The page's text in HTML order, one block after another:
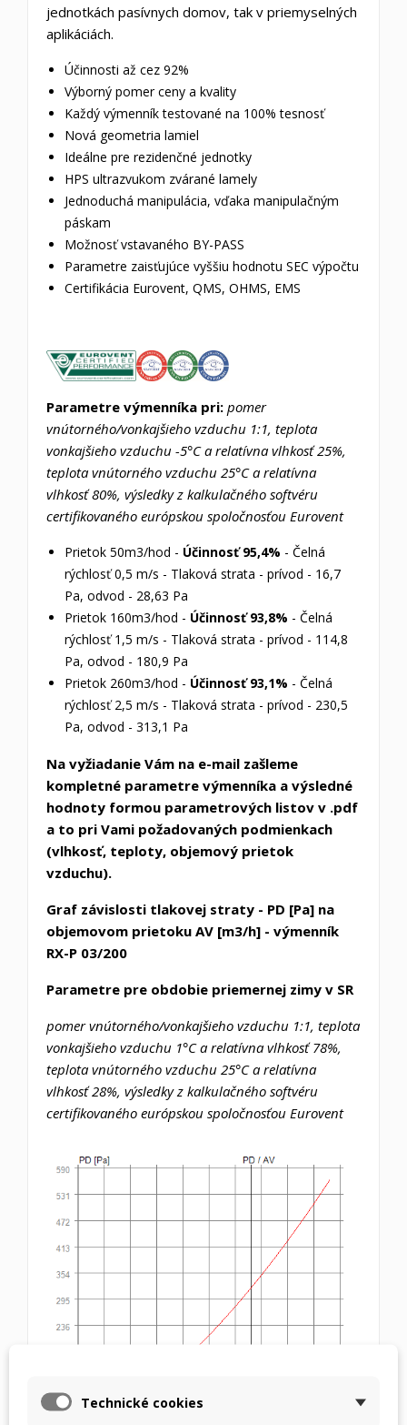
jednotkách pasívnych domov, tak v priemyselných
aplikáciách.
Účinnosti až cez 92%
Výborný pomer ceny a kvality
Každý výmenník testované na 100% tesnosť
Nová geometria lamiel
Ideálne pre rezidenčné jednotky
HPS ultrazvukom zvárané lamely
Jednoduchá manipulácia, vďaka manipulačným
páskam
Možnosť vstavaného BY-PASS
Parametre zaisťujúce vyššiu hodnotu SEC výpočtu
Certifikácia Eurovent, QMS, OHMS, EMS
Parametre výmenníka pri: pomer
vnútorného/vonkajšieho vzduchu 1:1, teplota
vonkajšieho vzduchu -5°C a relatívna vlhkosť 25%,
teplota vnútorného vzduchu 25°C a relatívna
vlhkosť 80%, výsledky z kalkulačného softvéru
certifikovaného európskou spoločnosťou Eurovent
Prietok 50m3/hod - Účinnosť 95,4% - Čelná
rýchlosť 0,5 m/s - Tlaková strata - prívod - 16,7
Pa, odvod - 28,63 Pa
Prietok 160m3/hod - Účinnosť 93,8% - Čelná
rýchlosť 1,5 m/s - Tlaková strata - prívod - 114,8
Pa, odvod - 180,9 Pa
Prietok 260m3/hod - Účinnosť 93,1% - Čelná
rýchlosť 2,5 m/s - Tlaková strata - prívod - 230,5
Pa, odvod - 313,1 Pa
Na vyžiadanie Vám na e-mail zašleme
kompletné parametre výmenníka a výsledné
hodnoty formou parametrových listov v .pdf
a to pri Vami požadovaných podmienkach
(vlhkosť, teploty, objemový prietok
vzduchu).
Graf závislosti tlakovej straty - PD [Pa] na
objemovom prietoku AV [m3/h] - výmenník
RX-P 03/200
Parametre pre obdobie priemernej zimy v SR
pomer vnútorného/vonkajšieho vzduchu 1:1, teplota
vonkajšieho vzduchu 1°C a relatívna vlhkosť 78%,
teplota vnútorného vzduchu 25°C a relatívna
vlhkosť 28%, výsledky z kalkulačného softvéru
certifikovaného európskou spoločnosťou Eurovent
Technické cookies